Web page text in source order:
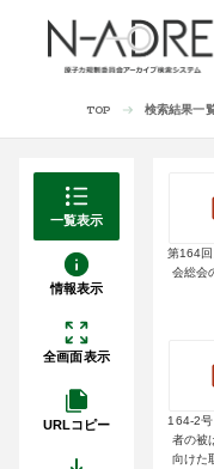
TOP 検索結果一
一覧表示
情報表示
全画面表示
URLコピー
第164
会総会
164-2
者の被
向けた